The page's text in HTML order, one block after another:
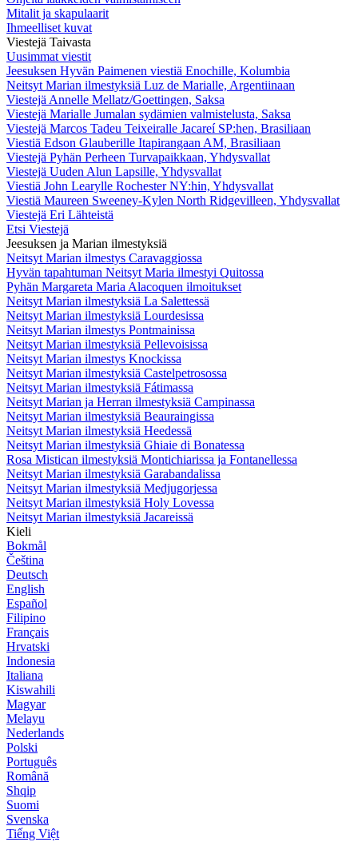
Mitalit ja skapulaarit
Ihmeelliset kuvat
Viestejä Taivasta
Uusimmat viestit
Jeesuksen Hyvän Paimenen viestiä Enochille, Kolumbia
Neitsyt Marian ilmestyksiä Luz de Marialle, Argentiinaan
Viestejä Annelle Mellatz/Goettingen, Saksa
Viestejä Marialle Jumalan sydämien valmistelusta, Saksa
Viestejä Marcos Tadeu Teixeiralle Jacareí SP:hen, Brasiliaan
Viestiä Edson Glauberille Itapirangaan AM, Brasiliaan
Viestejä Pyhän Perheen Turvapaikkaan, Yhdysvallat
Viestejä Uuden Alun Lapsille, Yhdysvallat
Viestiä John Learylle Rochester NY:hin, Yhdysvallat
Viestiä Maureen Sweeney-Kylen North Ridgevilleen, Yhdysvallat
Viestejä Eri Lähteistä
Etsi Viestejä
Jeesuksen ja Marian ilmestyksiä
Neitsyt Marian ilmestys Caravaggiossa
Hyvän tapahtuman Neitsyt Maria ilmestyi Quitossa
Pyhän Margareta Maria Alacoquen ilmoitukset
Neitsyt Marian ilmestyksiä La Salettessä
Neitsyt Marian ilmestyksiä Lourdesissa
Neitsyt Marian ilmestys Pontmainissa
Neitsyt Marian ilmestyksiä Pellevoisissa
Neitsyt Marian ilmestys Knockissa
Neitsyt Marian ilmestyksiä Castelpetrosossa
Neitsyt Marian ilmestyksiä Fátimassa
Neitsyt Marian ja Herran ilmestyksiä Campinassa
Neitsyt Marian ilmestyksiä Beauraingissa
Neitsyt Marian ilmestyksiä Heedessä
Neitsyt Marian ilmestyksiä Ghiaie di Bonatessa
Rosa Mistican ilmestyksiä Montichiarissa ja Fontanellessa
Neitsyt Marian ilmestyksiä Garabandalissa
Neitsyt Marian ilmestyksiä Medjugorjessa
Neitsyt Marian ilmestyksiä Holy Lovessa
Neitsyt Marian ilmestyksiä Jacareissä
Kieli
Bokmål
Čeština
Deutsch
English
Español
Filipino
Français
Hrvatski
Indonesia
Italiana
Kiswahili
Magyar
Melayu
Nederlands
Polski
Português
Română
Shqip
Suomi
Svenska
Tiếng Việt